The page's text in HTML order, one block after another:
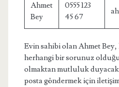
Ahmet
Bey
0555 123
45 67
Evin sahibi olan Ahmet
herhangi bir sorunuz
olmaktan mutluluk
posta göndermek için